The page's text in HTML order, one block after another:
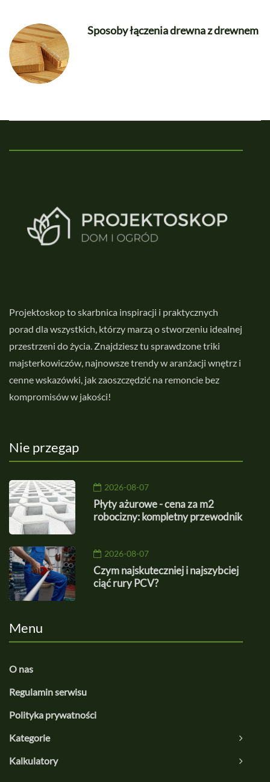
Sposoby łączenia drewna z drewnem
Projektoskop to skarbnica inspiracji i praktycznych
porad dla wszystkich, którzy marzą o stworzeniu idealnej
przestrzeni do życia. Znajdziesz tu sprawdzone triki
majsterkowiczów, najnowsze trendy w aranżacji wnętrz i
cenne wskazówki, jak zaoszczędzić na remoncie bez
kompromisów w jakości!
Nie przegap
2026-08-07
Płyty ażurowe - cena za m2
robocizny: kompletny przewodnik
2026-08-07
Czym najskuteczniej i najszybciej
ciąć rury PCV?
Menu
O nas
Regulamin serwisu
Polityka prywatności
Kategorie
Kalkulatory